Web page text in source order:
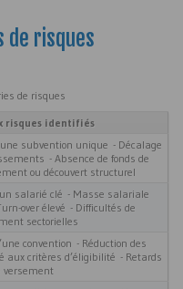
de risques
de risques
risques identifiés
subvention unique - Décalage
- Absence de fonds de
ou découvert structurel
salarié clé - Masse salariale
over élevé - Difficultés de
sectorielles
convention - Réduction des
aux critères d’éligibilité - Retards
versement